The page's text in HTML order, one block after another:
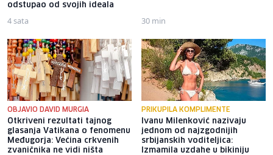
odstupao od svojih ideala
4 sata 30 min
OBJAVIO DAVID MURGIA
Otkriveni rezultati tajnog
glasanja Vatikana o fenomenu
Međugorja: Većina crkvenih
zvaničnika ne vidi ništa
PRIKUPILA KOMPLIMENTE
Ivanu Milenković nazivaju
jednom od najzgodnijih
srbijanskih voditeljica:
Izmamila uzdahe u bikiniju